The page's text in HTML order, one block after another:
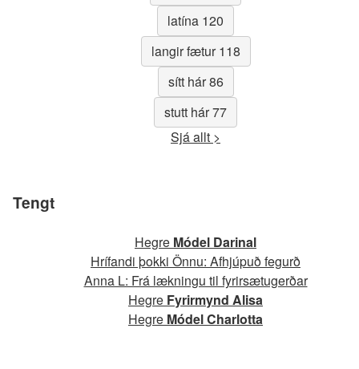
latína 120
langir fætur 118
sítt hár 86
stutt hár 77
Sjá allt >
Tengt
Hegre Módel Darinal
Hrífandi þokki Önnu: Afhjúpuð fegurð
Anna L: Frá lækningu til fyrirsætugerðar
Hegre Fyrirmynd Alisa
Hegre Módel Charlotta